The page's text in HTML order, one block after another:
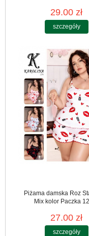
29.00 zł
szczegóły
Piżama damska Roz
Mix kolor Paczka
27.00 zł
szczegóły